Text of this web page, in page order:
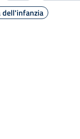
dell'infanzia